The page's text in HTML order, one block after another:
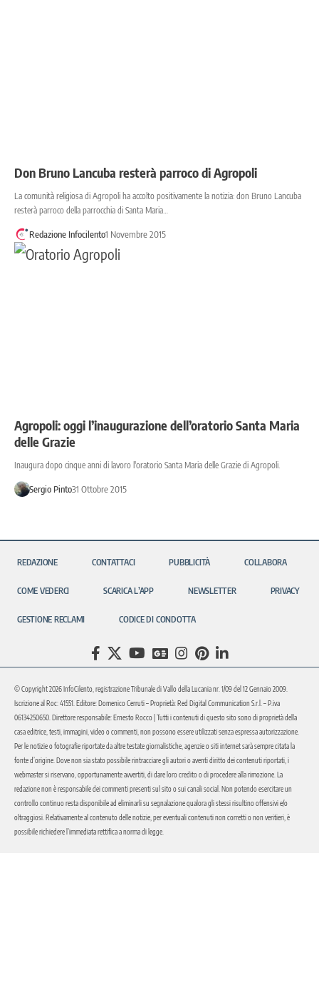
Don Bruno Lancuba resterà parroco di Agropoli
La comunità religiosa di Agropoli ha accolto positivamente la notizia: don Bruno Lancuba
resterà parroco della parrocchia di Santa Maria…
Redazione Infocilento1 Novembre 2015
Agropoli: oggi l’inaugurazione dell’oratorio Santa Maria
delle Grazie
Inaugura dopo cinque anni di lavoro l'oratorio Santa Maria delle Grazie di Agropoli.
Sergio Pinto31 Ottobre 2015
REDAZIONE CONTATTACI PUBBLICITÀ COLLABORA
COME VEDERCI SCARICA L’APP NEWSLETTER PRIVACY
GESTIONE RECLAMI CODICE DI CONDOTTA
© Copyright 2026 InfoCilento, registrazione Tribunale di Vallo della Lucania nr. 1/09 del 12 Gennaio 2009.
Iscrizione al Roc: 41551. Editore: Domenico Cerruti – Proprietà: Red Digital Communication S.r.l. – P.iva
06134250650. Direttore responsabile: Ernesto Rocco | Tutti i contenuti di questo sito sono di proprietà della
casa editrice, testi, immagini, video o commenti, non possono essere utilizzati senza espressa autorizzazione.
Per le notizie o fotografie riportate da altre testate giornalistiche, agenzie o siti internet sarà sempre citata la
fonte d’origine. Dove non sia stato possibile rintracciare gli autori o aventi diritto dei contenuti riportati, i
webmaster si riservano, opportunamente avvertiti, di dare loro credito o di procedere alla rimozione. La
redazione non è responsabile dei commenti presenti sul sito o sui canali social. Non potendo esercitare un
controllo continuo resta disponibile ad eliminarli su segnalazione qualora gli stessi risultino offensivi e/o
oltraggiosi. Relativamente al contenuto delle notizie, per eventuali contenuti non corretti o non veritieri, è
possibile richiedere l’immediata rettifica a norma di legge.